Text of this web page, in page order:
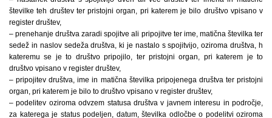
številke teh društev ter pristojni organ, pri katerem je bilo društvo vpisano v
register društev,
– prenehanje društva zaradi spojitve ali pripojitve ter ime, matična številka ter
sedež in naslov sedeža društva, ki je nastalo s spojitvijo, oziroma društva, h
kateremu se je to društvo pripojilo, ter pristojni organ, pri katerem je to
društvo vpisano v register društev,
– pripojitev društva, ime in matična številka pripojenega društva ter pristojni
organ, pri katerem je bilo to društvo vpisano v register društev,
– podelitev oziroma odvzem statusa društva v javnem interesu in področje,
za katerega je status podeljen, datum, številka odločbe o podelitvi oziroma